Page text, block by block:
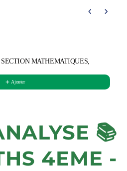
buttons to navigate through
MATHEMATIQUES,
Ajouter
ANALYSE
4EME -